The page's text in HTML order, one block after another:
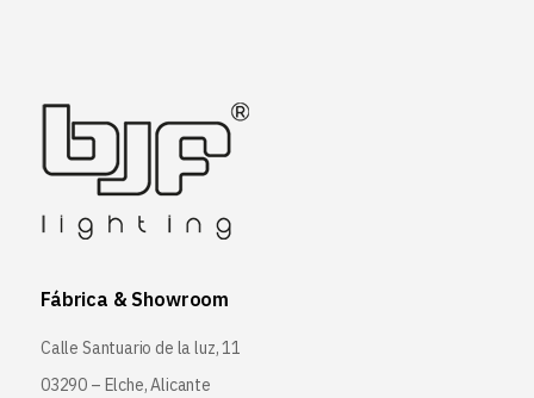
Fábrica & Showroom
Calle Santuario de la luz, 11
03290 – Elche, Alicante